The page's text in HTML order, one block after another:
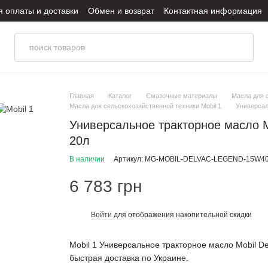
оплаты и доставки Обмен и возврат
Контактная информация
конфиденциальности
Главная Каталог Смазочные материалы
Масла для
Масла для сельскохозяйственной техники Mobil 1
Универсальное тракторное масло
20л
В наличии Артикул: MG-MOBIL-DELVAC-LEGEND-
6 783 грн
Войти для отображения накопительной скидки
Mobil 1 Универсальное тракторное масло Mobil
быстрая доставка по Украине.